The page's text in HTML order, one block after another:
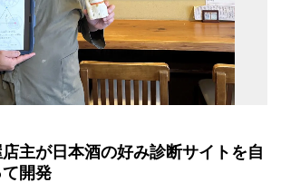
主が日本酒の好み診断サイトを自
開発